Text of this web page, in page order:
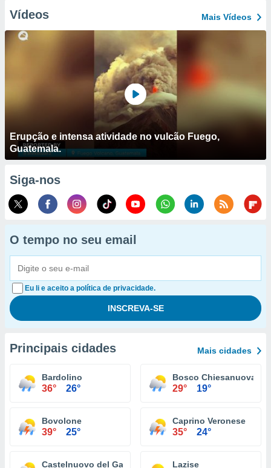
Vídeos Mais Vídeos
Erupção e intensa atividade no vulcão Fuego,
Guatemala.
Siga-nos
O tempo no seu email
Eu li e aceito a política de privacidade.
Principais cidades Mais cidades
Bardolino
36° 26°
Bosco Chiesanuova
29° 19°
Bovolone
39° 25°
Caprino Veronese
35° 24°
Castelnuovo del Garda Lazise